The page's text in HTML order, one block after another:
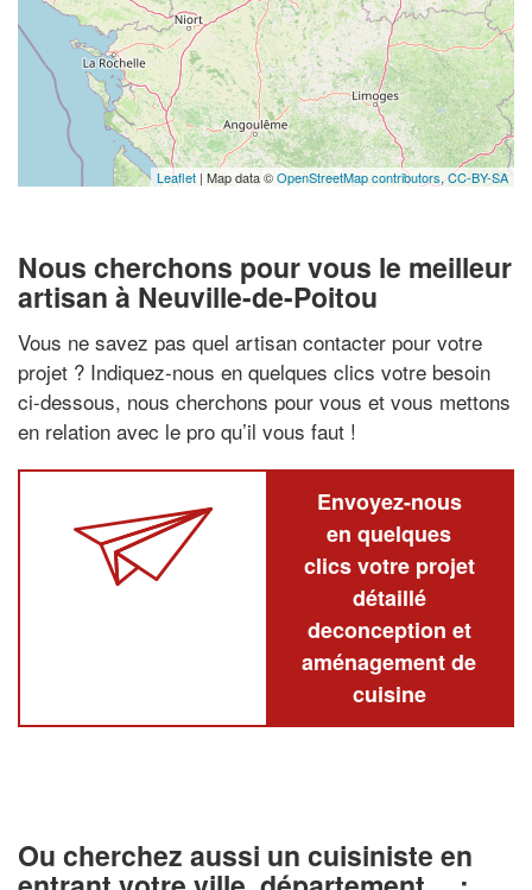
Leaflet | Map data ©OpenStreetMap contributors,CC-BY-SA
Nous cherchons pour vous le meilleur
artisan à Neuville-de-Poitou
Vous ne savez pas quel artisan contacter pour votre
projet ? Indiquez-nous en quelques clics votre besoin
ci-dessous, nous cherchons pour vous et vous mettons
en relation avec le pro qu’il vous faut !
Envoyez-nous
en quelques
clics votre projet
détaillé
deconception et
aménagement de
cuisine
Ou cherchez aussi un cuisiniste en